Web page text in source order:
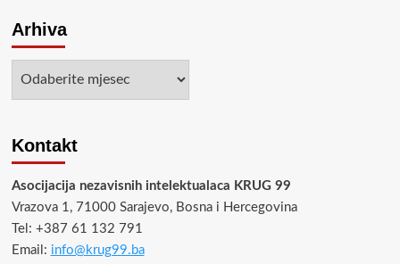
Arhiva
Kontakt
Asocijacija nezavisnih intelektualaca KRUG 99
Vrazova 1, 71000 Sarajevo, Bosna i Hercegovina
Tel: +387 61 132 791
Email: info@krug99.ba